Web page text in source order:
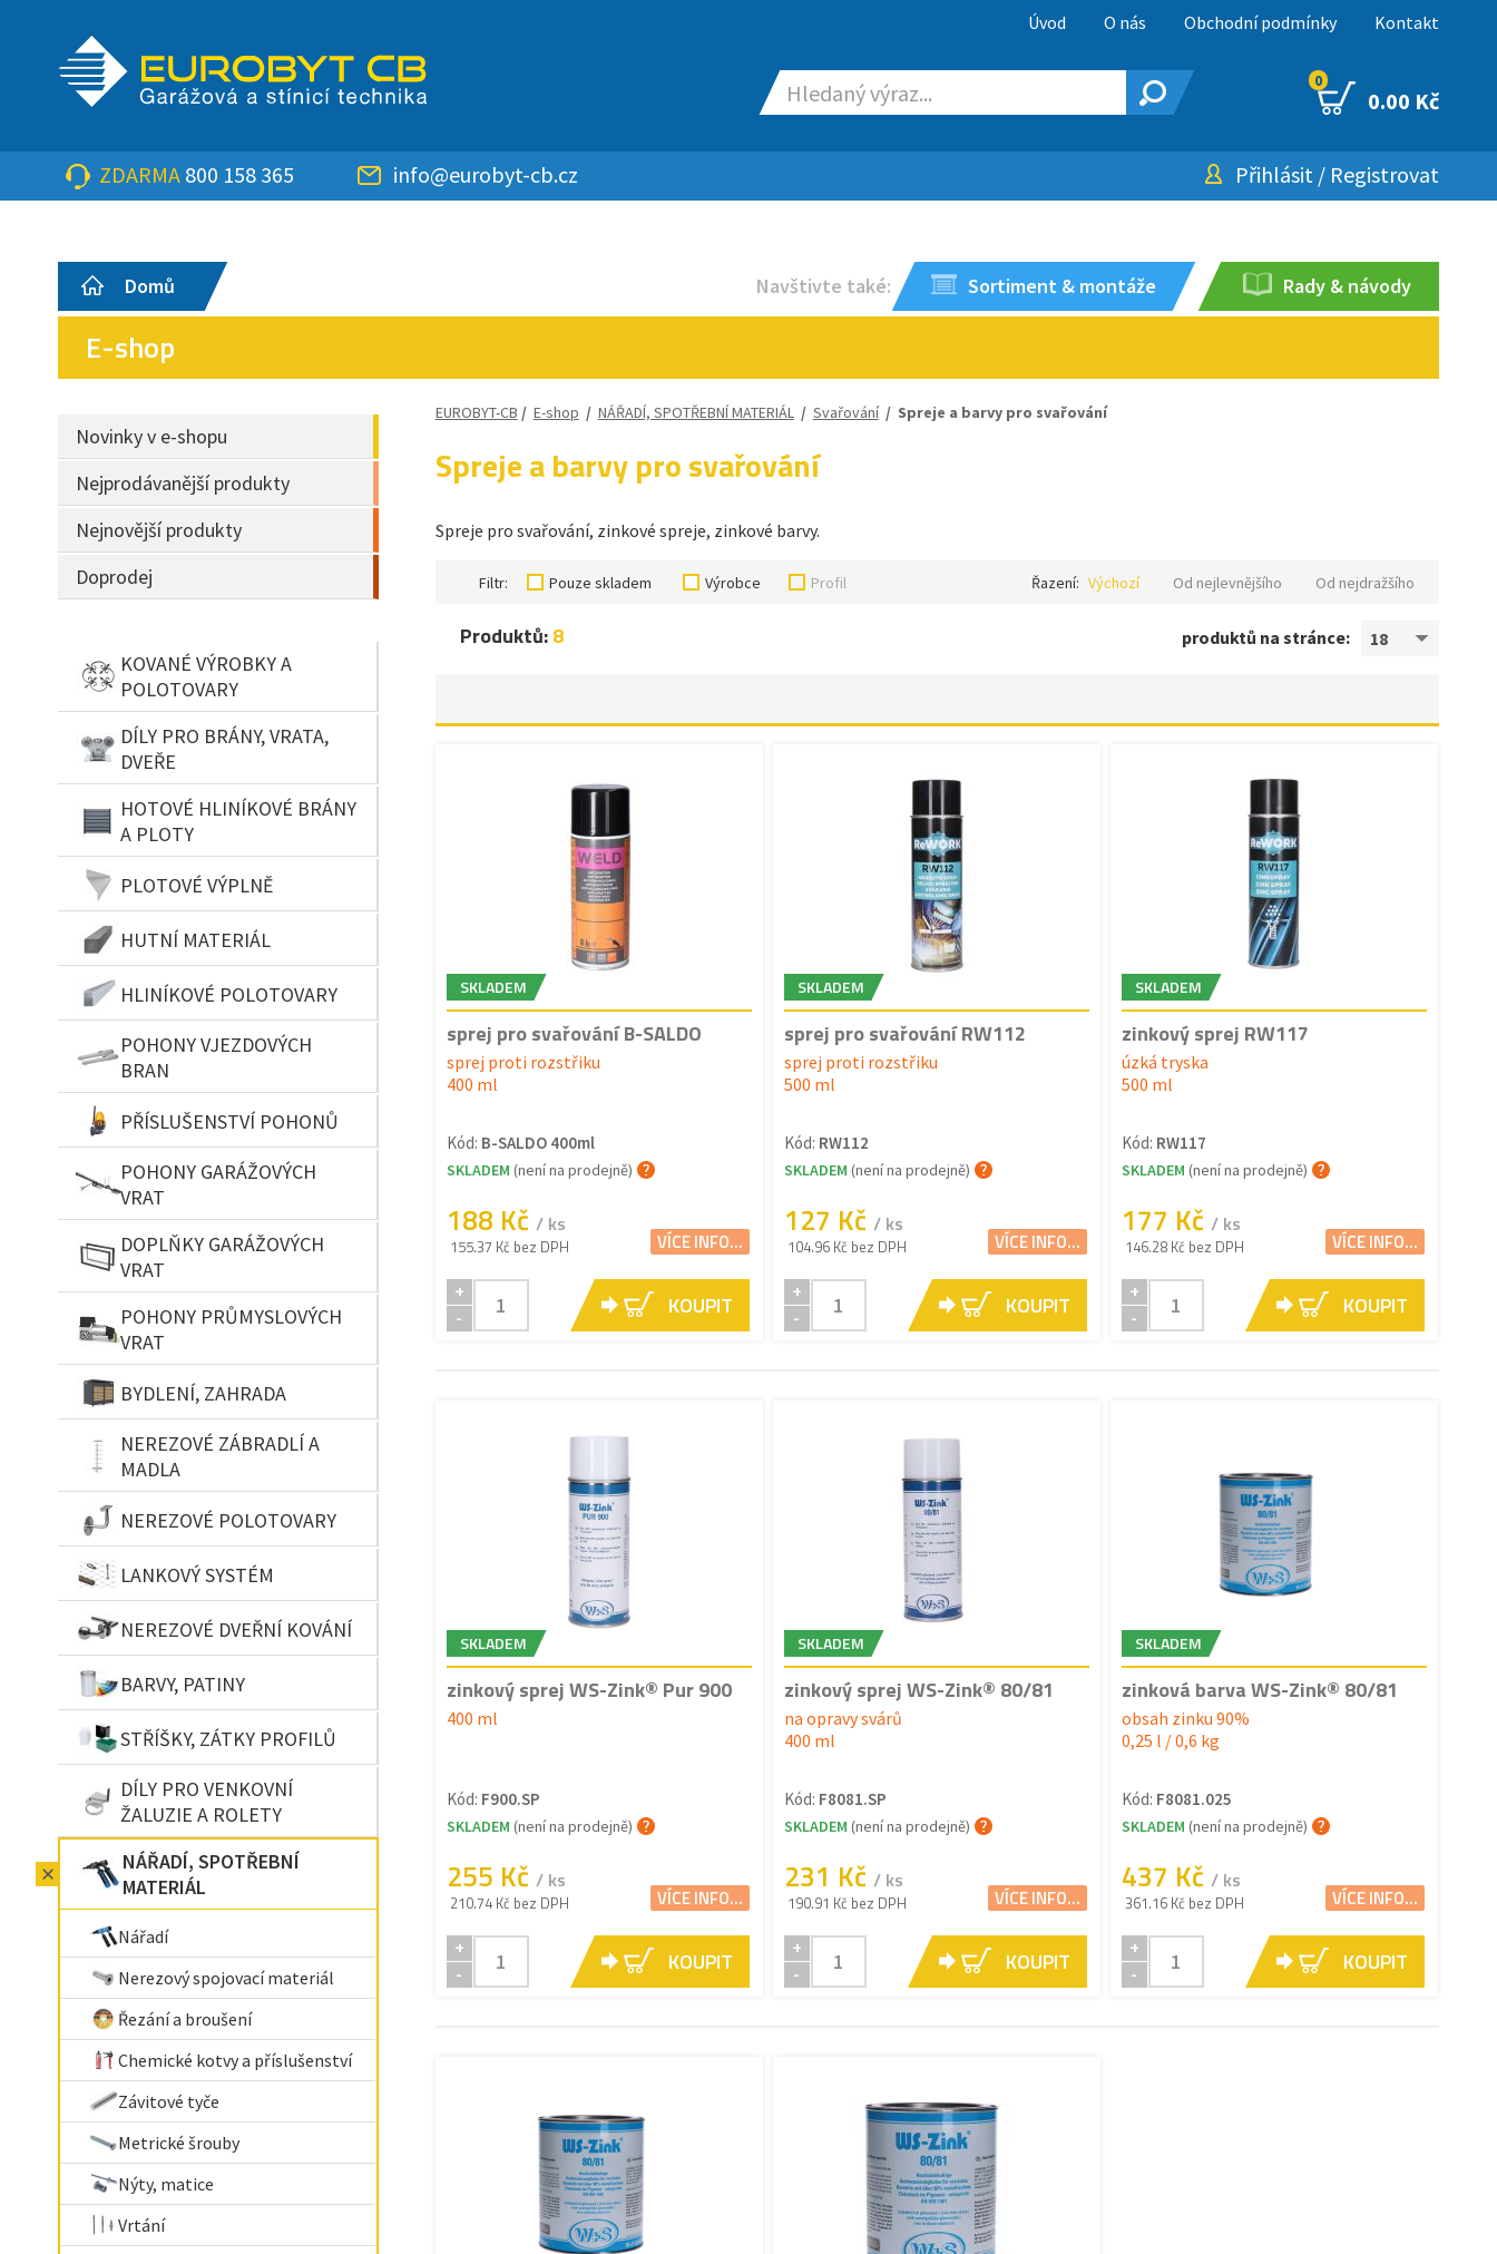
Úvod O nás Obchodní podmínky Kontakt
0
0.00 Kč
ZDARMA 800 158 365 info@eurobyt-cb.cz Přihlásit / Registrovat
Domů Navštivte také: Sortiment & montáže Rady & návody
E-shop
Novinky v e-shopu
Nejprodávanější produkty
Nejnovější produkty
Doprodej
KOVANÉ VÝROBKY A
POLOTOVARY
DÍLY PRO BRÁNY, VRATA,
DVEŘE
HOTOVÉ HLINÍKOVÉ BRÁNY
A PLOTY
PLOTOVÉ VÝPLNĚ
HUTNÍ MATERIÁL
HLINÍKOVÉ POLOTOVARY
POHONY VJEZDOVÝCH
BRAN
PŘÍSLUŠENSTVÍ POHONŮ
POHONY GARÁŽOVÝCH
VRAT
DOPLŇKY GARÁŽOVÝCH
VRAT
POHONY PRŮMYSLOVÝCH
VRAT
BYDLENÍ, ZAHRADA
NEREZOVÉ ZÁBRADLÍ A
MADLA
NEREZOVÉ POLOTOVARY
LANKOVÝ SYSTÉM
NEREZOVÉ DVEŘNÍ KOVÁNÍ
BARVY, PATINY
STŘÍŠKY, ZÁTKY PROFILŮ
DÍLY PRO VENKOVNÍ
ŽALUZIE A ROLETY
NÁŘADÍ, SPOTŘEBNÍ
MATERIÁL
Nářadí
Nerezový spojovací materiál
Řezání a broušení
Chemické kotvy a příslušenství
Závitové tyče
Metrické šrouby
Nýty, matice
Vrtání
EUROBYT-CB / E-shop / NÁŘADÍ, SPOTŘEBNÍ MATERIÁL/ Svařování/ Spreje a barvy pro svařování
Spreje a barvy pro svařování
Spreje pro svařování, zinkové spreje, zinkové barvy.
Filtr: Pouze skladem Výrobce Profil Řazení: Výchozí Od nejlevnějšího Od nejdražšího
produktů na stránce: 18
Produktů:8
SKLADEM
sprej pro svařování B-SALDO
sprej proti rozstřiku
400 ml
Kód: B-SALDO 400ml
SKLADEM (není na prodejně)
188 Kč / ks
155.37 Kč bez DPH VÍCE INFO...
+
-
KOUPIT
SKLADEM
sprej pro svařování RW112
sprej proti rozstřiku
500 ml
Kód: RW112
SKLADEM (není na prodejně)
127 Kč / ks
104.96 Kč bez DPH VÍCE INFO...
+
-
KOUPIT
SKLADEM
zinkový sprej RW117
úzká tryska
500 ml
Kód: RW117
SKLADEM (není na prodejně)
177 Kč / ks
146.28 Kč bez DPH VÍCE INFO...
+
-
KOUPIT
SKLADEM
zinkový sprej WS-Zink® Pur 900
400 ml
Kód: F900.SP
SKLADEM (není na prodejně)
255 Kč / ks
210.74 Kč bez DPH VÍCE INFO...
+
-
KOUPIT
SKLADEM
zinkový sprej WS-Zink® 80/81
na opravy svárů
400 ml
Kód: F8081.SP
SKLADEM (není na prodejně)
231 Kč / ks
190.91 Kč bez DPH VÍCE INFO...
+
-
KOUPIT
SKLADEM
zinková barva WS-Zink® 80/81
obsah zinku 90%
0,25 l / 0,6 kg
Kód: F8081.025
SKLADEM (není na prodejně)
437 Kč / ks
361.16 Kč bez DPH VÍCE INFO...
+
-
KOUPIT